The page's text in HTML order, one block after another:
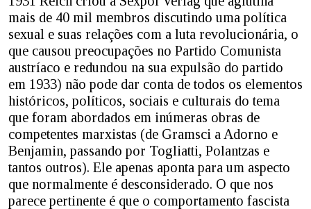
mais de 40 mil membros discutindo uma política
sexual e suas relações com a luta revolucionária, o
que causou preocupações no Partido Comunista
austríaco e redundou na sua expulsão do partido
em 1933) não pode dar conta de todos os elementos
históricos, políticos, sociais e culturais do tema
que foram abordados em inúmeras obras de
competentes marxistas (de Gramsci a Adorno e
Benjamin, passando por Togliatti, Polantzas e
tantos outros). Ele apenas aponta para um aspecto
que normalmente é desconsiderado. O que nos
parece pertinente é que o comportamento fascista